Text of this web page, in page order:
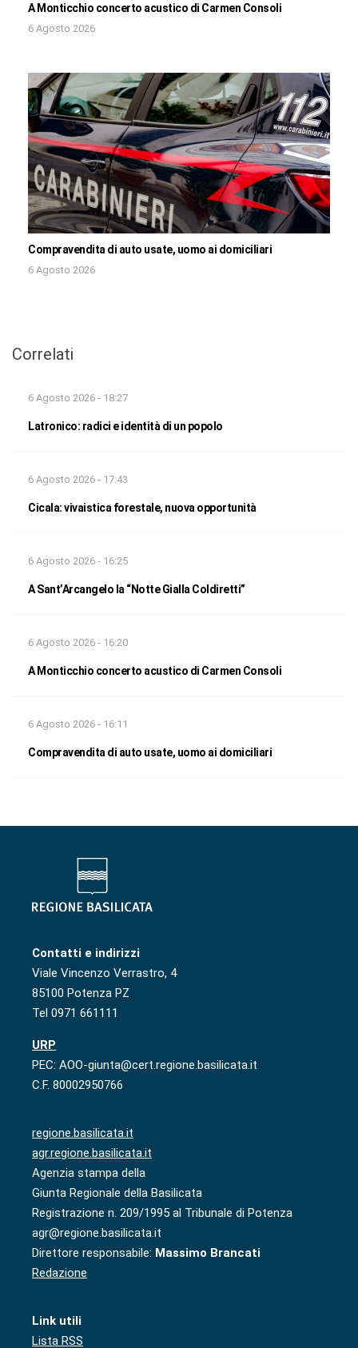
A Monticchio concerto acustico di Carmen Consoli
6 Agosto 2026
Compravendita di auto usate, uomo ai domiciliari
6 Agosto 2026
Correlati
6 Agosto 2026 - 18:27
Latronico: radici e identità di un popolo
6 Agosto 2026 - 17:43
Cicala: vivaistica forestale, nuova opportunità
6 Agosto 2026 - 16:25
A Sant’Arcangelo la “Notte Gialla Coldiretti”
6 Agosto 2026 - 16:20
A Monticchio concerto acustico di Carmen Consoli
6 Agosto 2026 - 16:11
Compravendita di auto usate, uomo ai domiciliari
Contatti e indirizzi
Viale Vincenzo Verrastro, 4
85100 Potenza PZ
Tel 0971 661111
URP
PEC: AOO-giunta@cert.regione.basilicata.it
C.F. 80002950766
regione.basilicata.it
agr.regione.basilicata.it
Agenzia stampa della
Giunta Regionale della Basilicata
Registrazione n. 209/1995 al Tribunale di Potenza
agr@regione.basilicata.it
Direttore responsabile: Massimo Brancati
Redazione
Link utili
Lista RSS